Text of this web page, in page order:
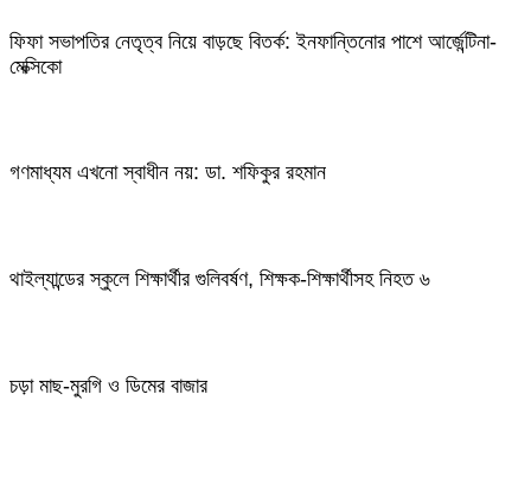
ফিফা সভাপতির নেতৃত্ব নিয়ে বাড়ছে বিতর্ক: ইনফান্তিনোর পাশে আর্জেন্টিনা-
মেক্সিকো
গণমাধ্যম এখনো স্বাধীন নয়: ডা. শফিকুর রহমান
থাইল্যান্ডের স্কুলে শিক্ষার্থীর গুলিবর্ষণ, শিক্ষক-শিক্ষার্থীসহ নিহত ৬
চড়া মাছ-মুরগি ও ডিমের বাজার